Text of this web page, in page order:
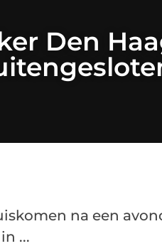
Den
na een
...